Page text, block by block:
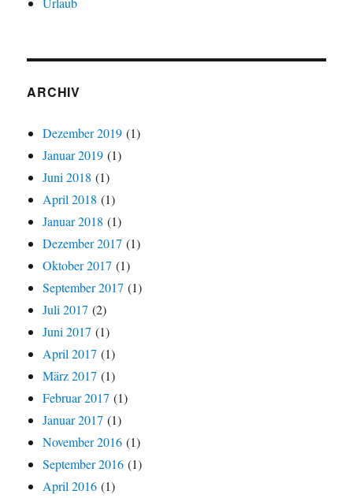
ARCHIV
Dezember 2019 (1)
Januar 2019 (1)
Juni 2018 (1)
April 2018 (1)
Januar 2018 (1)
Dezember 2017 (1)
Oktober 2017 (1)
September 2017 (1)
Juli 2017 (2)
Juni 2017 (1)
April 2017 (1)
März 2017 (1)
Februar 2017 (1)
Januar 2017 (1)
November 2016 (1)
September 2016 (1)
April 2016 (1)